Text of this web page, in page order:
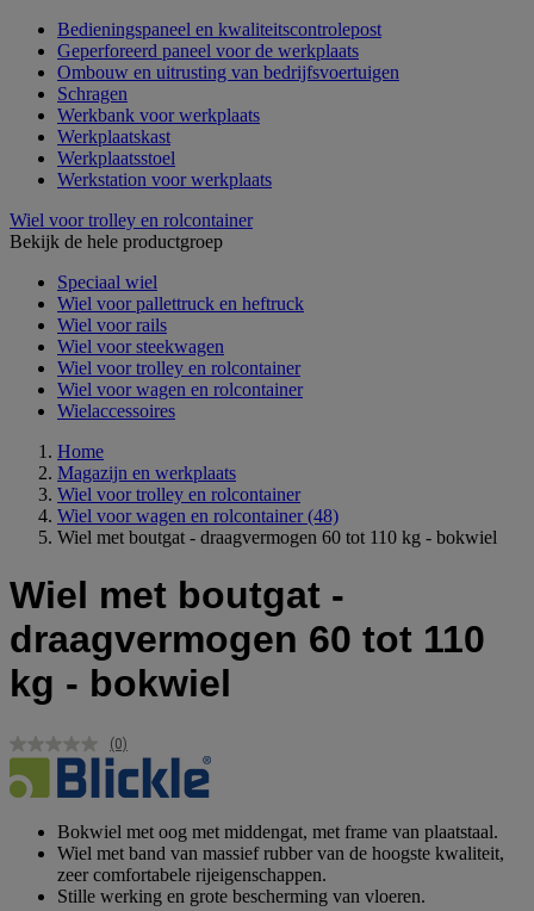
Bedieningspaneel en kwaliteitscontrolepost
Geperforeerd paneel voor de werkplaats
Ombouw en uitrusting van bedrijfsvoertuigen
Schragen
Werkbank voor werkplaats
Werkplaatskast
Werkplaatsstoel
Werkstation voor werkplaats
Wiel voor trolley en rolcontainer
Bekijk de hele productgroep
Speciaal wiel
Wiel voor pallettruck en heftruck
Wiel voor rails
Wiel voor steekwagen
Wiel voor trolley en rolcontainer
Wiel voor wagen en rolcontainer
Wielaccessoires
Home
Magazijn en werkplaats
Wiel voor trolley en rolcontainer
Wiel voor wagen en rolcontainer (48)
Wiel met boutgat - draagvermogen 60 tot 110 kg - bokwiel
Wiel met boutgat -
draagvermogen 60 tot 110
kg - bokwiel
Geen
scorewaarde.
Dezelfde
(0)
Bokwiel met oog met middengat, met frame van plaatstaal.
Wiel met band van massief rubber van de hoogste kwaliteit,
zeer comfortabele rijeigenschappen.
Stille werking en grote bescherming van vloeren.